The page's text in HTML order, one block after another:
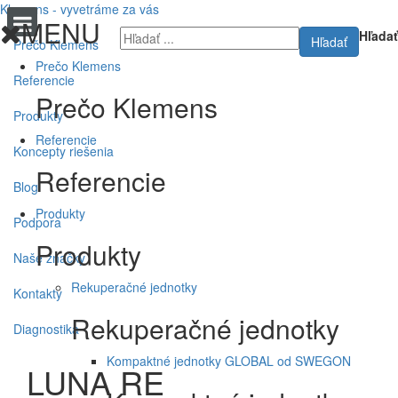
Klemens - vyvetráme za vás
MENU
Prečo Klemens
Prečo Klemens
Referencie
Referencie
Produkty
Produkty
Rekuperačné jednotky
Rekuperačné jednotky
Kompaktné jednotky GLOBAL od SWEGON
Hľadať
Hľadať
Prečo Klemens
Referencie
Produkty
Koncepty riešenia
Blog
Podpora
Naše značky
Kontakty
Diagnostika
LUNA RE